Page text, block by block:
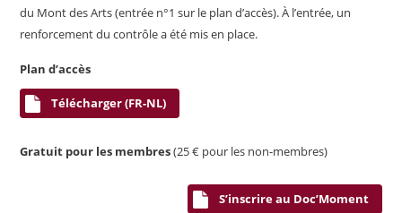
du Mont des Arts (entrée n°1 sur le plan d’accès). À l’entrée, un
renforcement du contrôle a été mis en place.
Plan d’accès
Télécharger (FR-NL)
Gratuit pour les membres(25 € pour les non-membres)
S’inscrire au Doc’Moment